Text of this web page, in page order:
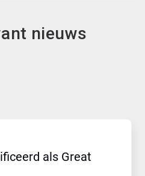
nieuws
als Great